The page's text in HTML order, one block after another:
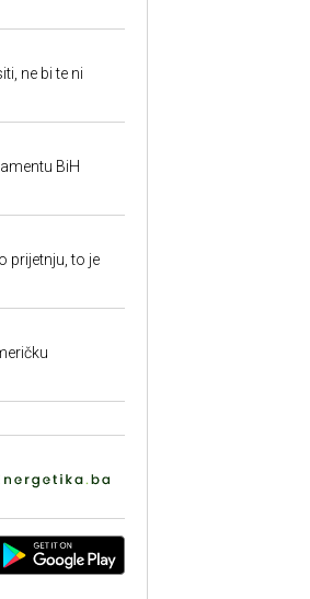
ne bi te ni
BiH
prijetnju, to je